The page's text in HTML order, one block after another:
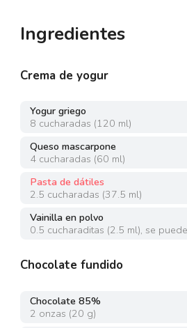
Ingredientes
Crema de yogur
Yogur griego
8 cucharadas (120 ml)
Queso mascarpone
4 cucharadas (60 ml)
Pasta de dátiles
2.5 cucharadas (37.5 ml)
Vainilla en polvo
0.5 cucharaditas (2.5 ml), se
Chocolate fundido
Chocolate 85%
2 onzas (20 g)